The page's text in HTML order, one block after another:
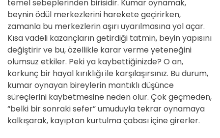
temel sebeplerinden birisidir. Kumar oynamak,
beynin ödül merkezlerini harekete geçirirken,
zamanla bu merkezlerin aşırı uyarılmasına yol açar.
Kısa vadeli kazançların getirdiği tatmin, beyin yapısını
değiştirir ve bu, özellikle karar verme yeteneğini
olumsuz etkiler. Peki ya kaybettiğinizde? O an,
korkunç bir hayal kırıklığı ile karşılaşırsınız. Bu durum,
kumar oynayan bireylerin mantıklı düşünce
süreçlerini kaybetmesine neden olur. Çok geçmeden,
“belki bir sonraki sefer” umuduyla tekrar oynamaya
kalkışarak, kayıptan kurtulma çabası içine girerler.